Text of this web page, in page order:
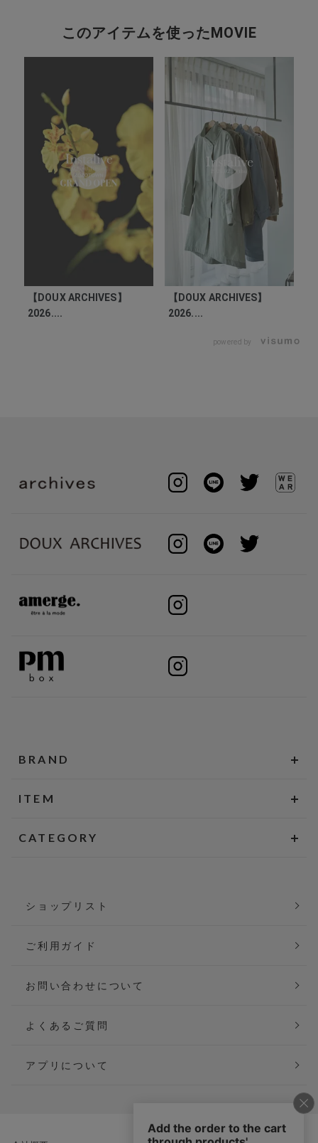
このアイテムを使ったMOVIE
【DOUX ARCHIVES】
2026....
【DOUX ARCHIVES】
2026....
powered by
BRAND
ITEM
CATEGORY
ショップリスト
ご利用ガイド
お問い合わせについて
よくあるご質問
アプリについて